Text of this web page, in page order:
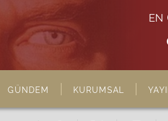
EN
GÜNDEM KURUMSAL